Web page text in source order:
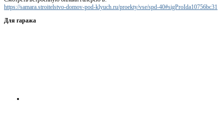
https://samara.stroitelstvo-domov-pod-klyuch.ru/proekty/vse/spd-40#sigProIda10756bc31
Для гаража